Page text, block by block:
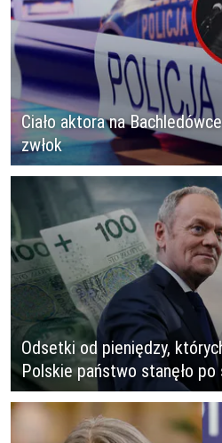
Ciało aktora na
zwłok
Odsetki od pieniędzy,
Polskie państwo stanęło